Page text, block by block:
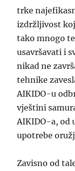
trke
izdržljivost
tako mnogo
usavršavati i
nikad ne
tehnike
AIKIDO-u
vještini
AIKIDO-a, od
upotrebe
Zavisno od